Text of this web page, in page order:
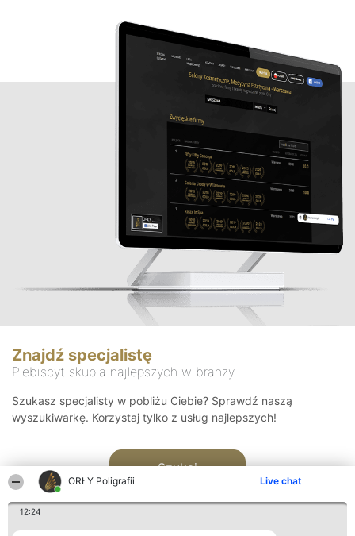
ORŁY Poligrafii Live chat
12:24
Znajdź specjalistę
Plebiscyt skupia najlepszych w branży
Szukasz specjalisty w pobliżu Ciebie? Sprawdź naszą
wyszukiwarkę. Korzystaj tylko z usług najlepszych!
Szukaj